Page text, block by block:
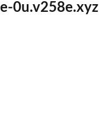
0u.v258e.xyz